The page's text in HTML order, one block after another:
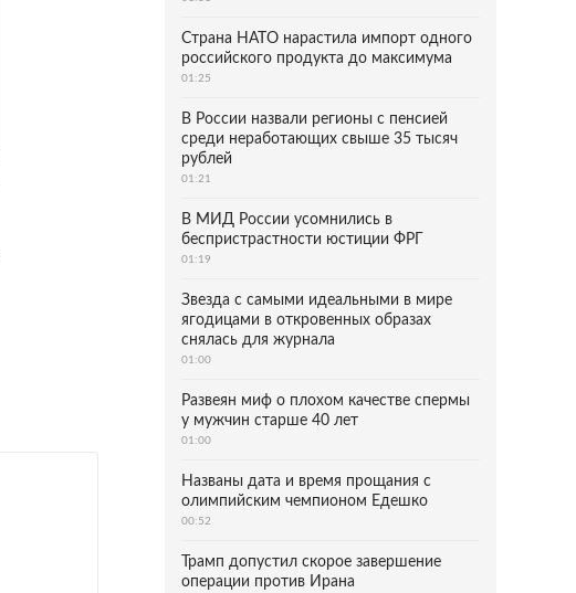
Страна НАТО нарастила импорт одного
российского продукта до максимума
01:25
В России назвали регионы с пенсией
среди неработающих свыше 35 тысяч
рублей
01:21
В МИД России усомнились в
беспристрастности юстиции ФРГ
01:19
Звезда с самыми идеальными в мире
ягодицами в откровенных образах
снялась для журнала
01:00
Развеян миф о плохом качестве спермы
у мужчин старше 40 лет
01:00
Названы дата и время прощания с
олимпийским чемпионом Едешко
00:52
Трамп допустил скорое завершение
операции против Ирана